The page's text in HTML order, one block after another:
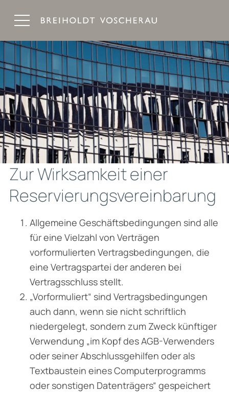
Zur Wirksamkeit einer
Reservierungsvereinbarung
Allgemeine Geschäftsbedingungen sind alle
für eine Vielzahl von Verträgen
vorformulierten Vertragsbedingungen, die
eine Vertragspartei der anderen bei
Vertragsschluss stellt.
„Vorformuliert“ sind Vertragsbedingungen
auch dann, wenn sie nicht schriftlich
niedergelegt, sondern zum Zweck künftiger
Verwendung „im Kopf des AGB-Verwenders
oder seiner Abschlussgehilfen oder als
Textbaustein eines Computerprogramms
oder sonstigen Datenträgers“ gespeichert